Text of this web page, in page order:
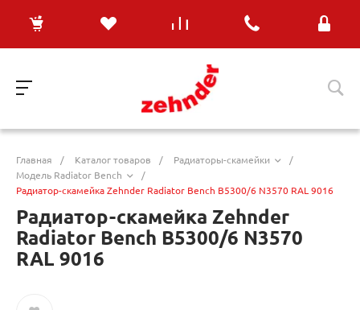
Главная / Каталог товаров / Радиаторы-скамейки
/
Модель Radiator Bench
/
Радиатор-скамейка Zehnder Radiator Bench B5300/6 N3570 RAL 9016
Радиатор-скамейка Zehnder
Radiator Bench B5300/6 N3570
RAL 9016